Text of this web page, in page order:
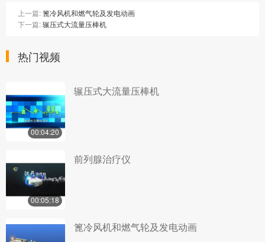
上一篇:篦冷风机和燃气轮及发电动画
下一篇:辗压式大流量压棒机
热门视频
00:04:20
辗压式大流量压棒机
00:05:18
前列腺治疗仪
篦冷风机和燃气轮及发电动画